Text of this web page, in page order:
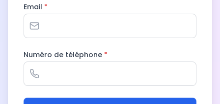
Email *
Numéro de téléphone *